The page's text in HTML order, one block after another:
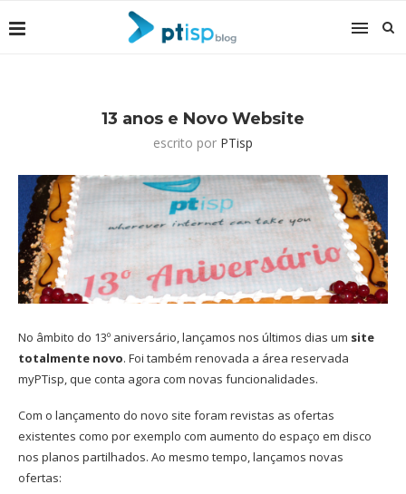
13 anos e Novo Website
escrito por PTisp
No âmbito do 13º aniversário, lançamos nos últimos dias um site
totalmente novo. Foi também renovada a área reservada
myPTisp, que conta agora com novas funcionalidades.
Com o lançamento do novo site foram revistas as ofertas
existentes como por exemplo com aumento do espaço em disco
nos planos partilhados. Ao mesmo tempo, lançamos novas
ofertas: